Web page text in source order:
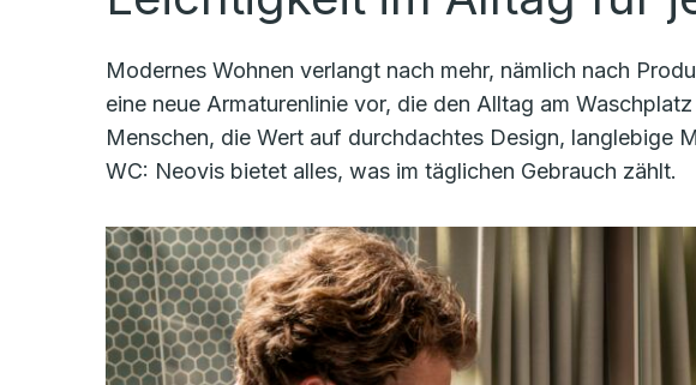
Modernes Wohnen verlangt nach mehr, nämlich nach
eine neue Armaturenlinie vor, die den Alltag am
Menschen, die Wert auf durchdachtes Design, langlebige
WC: Neovis bietet alles, was im täglichen Gebrauch zählt.